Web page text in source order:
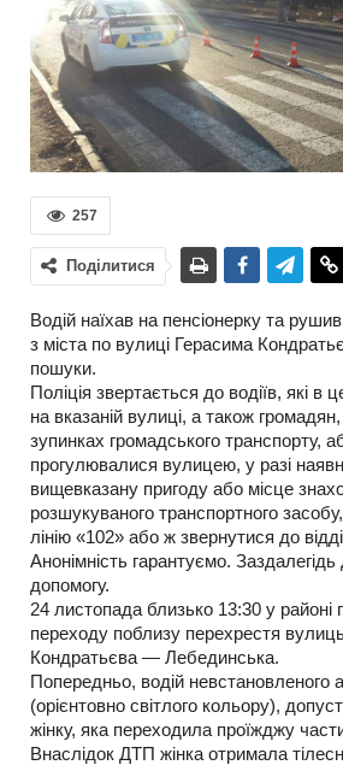
257
Поділитися
Водій наїхав на пенсіонерку та
з міста по вулиці Герасима
пошуки.
Поліція звертається до водіїв, які в
на вказаній вулиці, а також
зупинках громадського транспорту,
прогулювалися вулицею, у разі
вищевказану пригоду або місце
розшукуваного транспортного
лінію «102» або ж звернутися до
Анонімність гарантуємо.
допомогу.
24 листопада близько 13:30 у районі
переходу поблизу перехрестя
Кондратьєва — Лебединська.
Попередньо, водій невстановленого
(орієнтовно світлого кольору),
жінку, яка переходила проїжджу
Внаслідок ДТП жінка отримала